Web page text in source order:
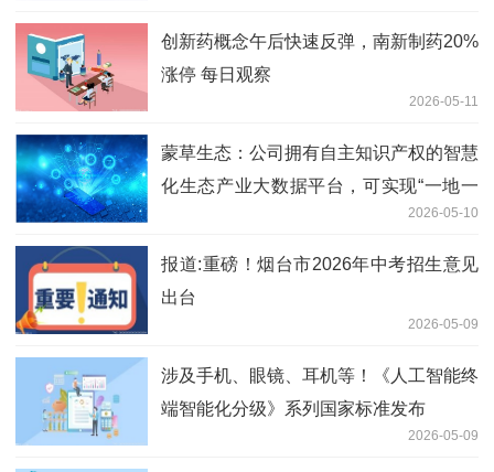
创新药概念午后快速反弹，南新制药20%
涨停 每日观察
2026-05-11
蒙草生态：公司拥有自主知识产权的智慧
化生态产业大数据平台，可实现“一地一
2026-05-10
报道:重磅！烟台市2026年中考招生意见
出台
2026-05-09
涉及手机、眼镜、耳机等！《人工智能终
端智能化分级》系列国家标准发布
2026-05-09